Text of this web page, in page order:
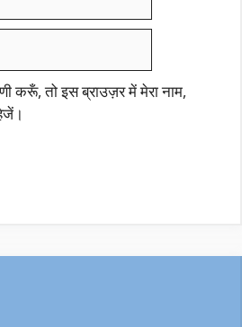
करूँ, तो इस ब्राउज़र में मेरा नाम,